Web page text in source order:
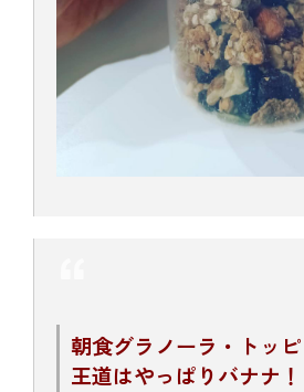
朝食グラノーラ・トッ
王道はやっぱりバナナ！